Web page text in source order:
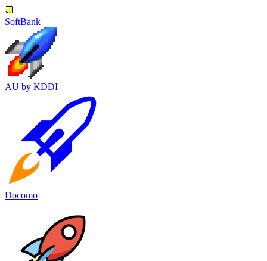
SoftBank
AU by KDDI
Docomo